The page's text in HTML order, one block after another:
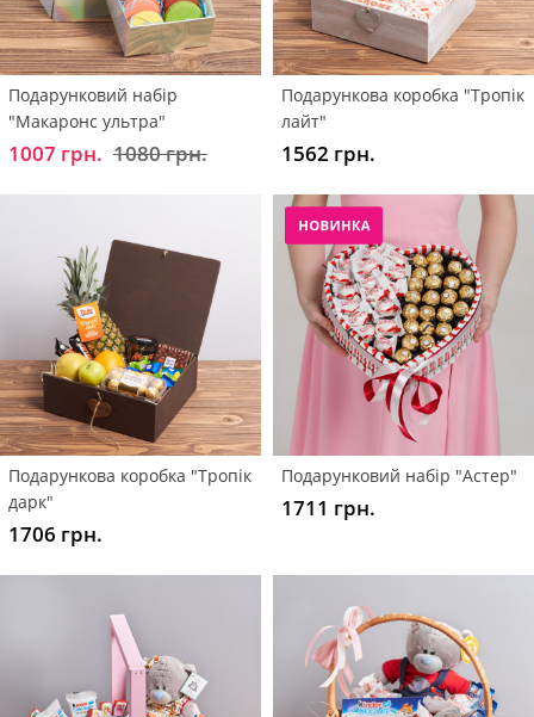
Подарунковий набір
"Макаронс ультра"
1007 грн. 1080 грн.
Подарункова коробка "Тропік
лайт"
1562 грн.
Подарункова коробка "Тропік
дарк"
1706 грн.
Подарунковий набір "Астер"
1711 грн.